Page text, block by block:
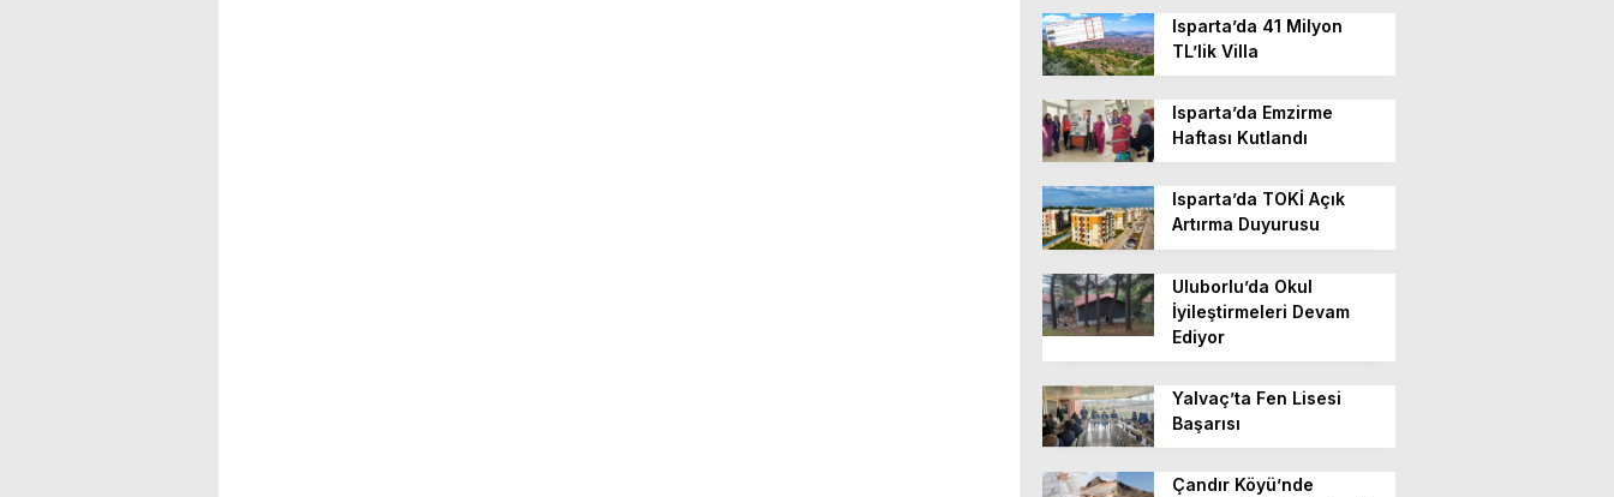
Isparta’da 41 Milyon
TL’lik Villa
Isparta’da Emzirme
Haftası Kutlandı
Isparta’da TOKİ Açık
Artırma Duyurusu
Uluborlu’da Okul
İyileştirmeleri Devam
Ediyor
Yalvaç’ta Fen Lisesi
Başarısı
Çandır Köyü’nde